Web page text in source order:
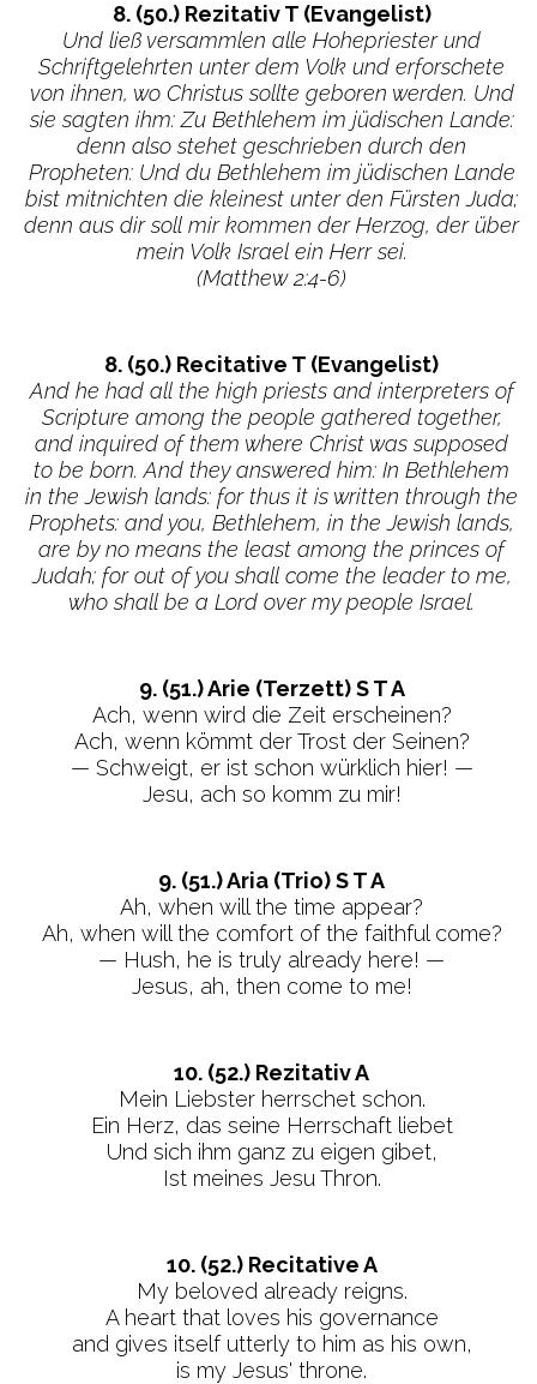
8. (50.) Rezitativ T (Evangelist)
Und ließ versammlen alle Hohepriester und
Schriftgelehrten unter dem Volk und erforschete
von ihnen, wo Christus sollte geboren werden. Und
sie sagten ihm: Zu Bethlehem im jüdischen Lande:
denn also stehet geschrieben durch den
Propheten: Und du Bethlehem im jüdischen Lande
bist mitnichten die kleinest unter den Fürsten Juda;
denn aus dir soll mir kommen der Herzog, der über
mein Volk Israel ein Herr sei.
(Matthew 2:4-6)
8. (50.) Recitative T (Evangelist)
And he had all the high priests and interpreters of
Scripture among the people gathered together,
and inquired of them where Christ was supposed
to be born. And they answered him: In Bethlehem
in the Jewish lands: for thus it is written through the
Prophets: and you, Bethlehem, in the Jewish lands,
are by no means the least among the princes of
Judah; for out of you shall come the leader to me,
who shall be a Lord over my people Israel.
9. (51.) Arie (Terzett) S T A
Ach, wenn wird die Zeit erscheinen?
Ach, wenn kömmt der Trost der Seinen?
— Schweigt, er ist schon würklich hier! —
Jesu, ach so komm zu mir!
9. (51.) Aria (Trio) S T A
Ah, when will the time appear?
Ah, when will the comfort of the faithful come?
— Hush, he is truly already here! —
Jesus, ah, then come to me!
10. (52.) Rezitativ A
Mein Liebster herrschet schon.
Ein Herz, das seine Herrschaft liebet
Und sich ihm ganz zu eigen gibet,
Ist meines Jesu Thron.
10. (52.) Recitative A
My beloved already reigns.
A heart that loves his governance
and gives itself utterly to him as his own,
is my Jesus' throne.